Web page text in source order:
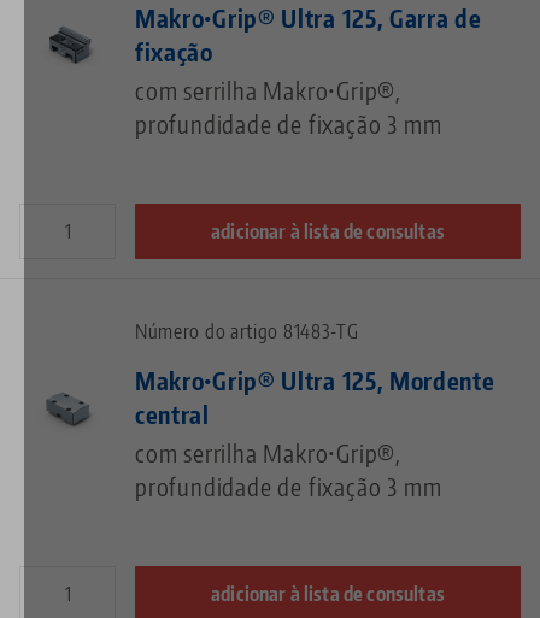
Makro•Grip® Ultra 125, Garra de
fixação
com serrilha Makro•Grip®,
profundidade de fixação 3 mm
adicionar à lista de consultas
Número do artigo 81483-TG
Makro•Grip® Ultra 125, Mordente
central
com serrilha Makro•Grip®,
profundidade de fixação 3 mm
adicionar à lista de consultas